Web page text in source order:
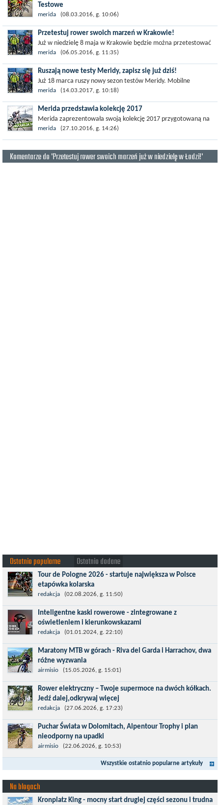
Testowe
Ponad 30 rowerów z najwyższej półki będzie można
przetestować w tym roku w całej Polsce. Będą one dostępne w
Mobilnym Centrum Testowym Meridy,...
merida (08.03.2016, g. 10:06)
Przetestuj rower swoich marzeń w Krakowie!
Już w niedzielę 8 maja w Krakowie będzie można przetestować
ponad 30 rowerów z najwyższej półki. Znajdą się one w
Mobilnym Centrum Testowym Meridy,...
merida (06.05.2016, g. 11:35)
Ruszają nowe testy Meridy, zapisz się już dziś!
Już 18 marca ruszy nowy sezon testów Meridy. Mobilne
Centrum Testowe odwiedzi wiele miejsc w całej Polsce, by każdy
chętny mógł...
merida (14.03.2017, g. 10:18)
Merida przedstawia kolekcję 2017
Merida zaprezentowała swoją kolekcję 2017 przygotowaną na
polski rynek. Istotnymi premierami są w niej nowe wersje
znanych hardtaili Big.Nine i...
merida (27.10.2016, g. 14:26)
Komentarze do 'Przetestuj rower swoich marzeń już w niedzielę w Łodzi!'
Ostatnio popularne Ostatnio dodane
Tour de Pologne 2026 - startuje największa w Polsce
etapówka kolarska
Tour de Pologne 2026 to jedno z najbardziej prestiżowych
wydarzeń sportowych w Polsce. wyścig zaliczany po raz 22. do
prestiżowego cyklu UCI World...
redakcja (02.08.2026, g. 11:50)
Inteligentne kaski rowerowe - zintegrowane z
oświetleniem i kierunkowskazami
Temat bezpieczeństwa jazdy wchodzi na nowy poziom. Do tej
pory kask było odpowiedzialny przede wszystkim za
bezpieczeństwo rowerzysty, ochronę...
redakcja (01.01.2024, g. 22:10)
Maratony MTB w górach - Riva del Garda i Harrachov, dwa
różne wyzwania
Maj to idealny czas, by z płaskich i szybkich wyścigów przejść do
znacznie bardziej ambitnych wyzwań, jakimi są górskie wyścigi
MTB....
airmisio (15.05.2026, g. 15:01)
Rower elektryczny – Twoje supermoce na dwóch kółkach.
Jedź dalej,odkrywaj więcej
Marzenia o dalekich podróżach bez ogromnego zmęczenia stają
się rzeczywistością dzięki nowoczesnym technologiom ukrytym
w jednośladach....
redakcja (27.06.2026, g. 17:23)
Puchar Świata w Dolomitach, Alpentour Trophy i plan
nieodporny na upadki
Czerwiec w moim planie oznaczał wejście w najbardziej
wymagający etap i cel pierwszej części sezonu: Puchar Świata w
maratonie MTB w Dolomitach...
airmisio (22.06.2026, g. 10:53)
Wszystkie ostatnio popularne artykuły
Na blogach
Kronplatz King - mocny start drugiej części sezonu i trudna